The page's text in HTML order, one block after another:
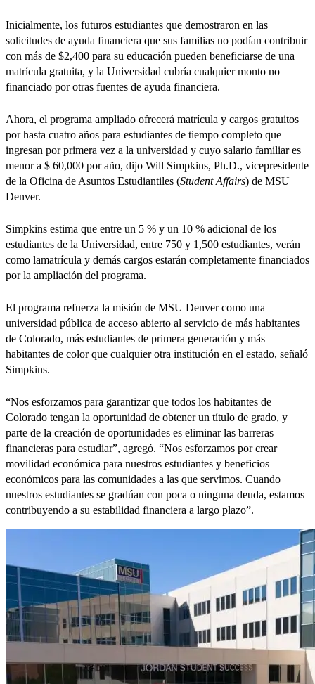
Inicialmente, los futuros estudiantes que demostraron en las
solicitudes de ayuda financiera que sus familias no podían contribuir
con más de $2,400 para su educación pueden beneficiarse de una
matrícula gratuita, y la Universidad cubría cualquier monto no
financiado por otras fuentes de ayuda financiera.
Ahora, el programa ampliado ofrecerá matrícula y cargos gratuitos
por hasta cuatro años para estudiantes de tiempo completo que
ingresan por primera vez a la universidad y cuyo salario familiar es
menor a $ 60,000 por año, dijo Will Simpkins, Ph.D., vicepresidente
de la Oficina de Asuntos Estudiantiles (Student Affairs) de MSU
Denver.
Simpkins estima que entre un 5 % y un 10 % adicional de los
estudiantes de la Universidad, entre 750 y 1,500 estudiantes, verán
como lamatrícula y demás cargos estarán completamente financiados
por la ampliación del programa.
El programa refuerza la misión de MSU Denver como una
universidad pública de acceso abierto al servicio de más habitantes
de Colorado, más estudiantes de primera generación y más
habitantes de color que cualquier otra institución en el estado, señaló
Simpkins.
“Nos esforzamos para garantizar que todos los habitantes de
Colorado tengan la oportunidad de obtener un título de grado, y
parte de la creación de oportunidades es eliminar las barreras
financieras para estudiar”, agregó. “Nos esforzamos por crear
movilidad económica para nuestros estudiantes y beneficios
económicos para las comunidades a las que servimos. Cuando
nuestros estudiantes se gradúan con poca o ninguna deuda, estamos
contribuyendo a su estabilidad financiera a largo plazo”.